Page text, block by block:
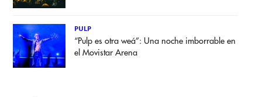
PULP
“Pulp es otra weá”: Una noche imborrable en
el Movistar Arena